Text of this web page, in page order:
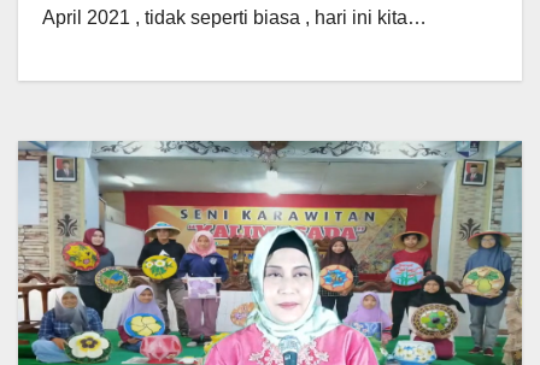
April 2021 , tidak seperti biasa , hari ini kita…